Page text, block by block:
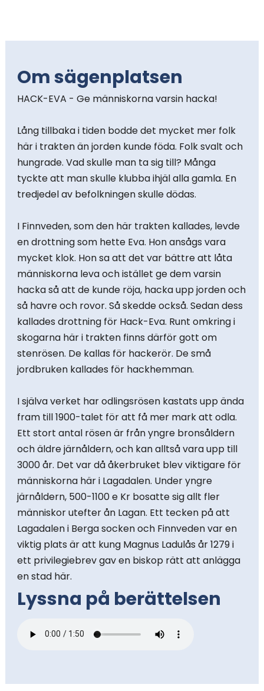
n
Om sägenplatsen
HACK-EVA - Ge människorna varsin hacka!
Lång tillbaka i tiden bodde det mycket mer folk
här i trakten än jorden kunde föda. Folk svalt och
hungrade. Vad skulle man ta sig till? Många
tyckte att man skulle klubba ihjäl alla gamla. En
tredjedel av befolkningen skulle dödas.
I Finnveden, som den här trakten kallades, levde
en drottning som hette Eva. Hon ansågs vara
mycket klok. Hon sa att det var bättre att låta
människorna leva och istället ge dem varsin
hacka så att de kunde röja, hacka upp jorden och
så havre och rovor. Så skedde också. Sedan dess
kallades drottning för Hack-Eva. Runt omkring i
skogarna här i trakten finns därför gott om
stenrösen. De kallas för hackerör. De små
jordbruken kallades för hackhemman.
I själva verket har odlingsrösen kastats upp ända
fram till 1900-talet för att få mer mark att odla.
Ett stort antal rösen är från yngre bronsåldern
och äldre järnåldern, och kan alltså vara upp till
3000 år. Det var då åkerbruket blev viktigare för
människorna här i Lagadalen. Under yngre
järnåldern, 500-1100 e Kr bosatte sig allt fler
människor utefter ån Lagan. Ett tecken på att
Lagadalen i Berga socken och Finnveden var en
viktig plats är att kung Magnus Ladulås år 1279 i
ett privilegiebrev gav en biskop rätt att anlägga
en stad här.
Lyssna på berättelsen